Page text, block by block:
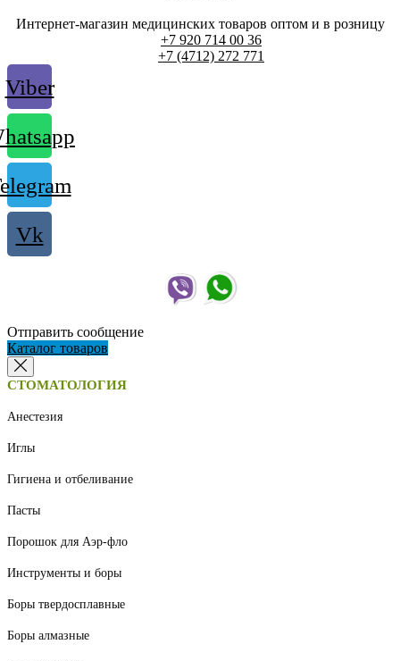
Интернет-магазин медицинских товаров оптом и в розницу
+7 920 714 00 36
+7 (4712) 272 771
Viber
Vk
Отправить сообщение
Каталог товаров
СТОМАТОЛОГИЯ
Анестезия
Иглы
Гигиена и отбеливание
Пасты
Порошок для Аэр-фло
Инструменты и боры
Боры твердосплавные
Боры алмазные